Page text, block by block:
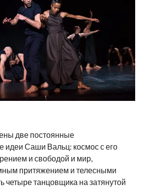
две постоянные
идеи Саши Вальц: космос с его
и свободой и мир,
притяжением и телесными
четыре танцовщика на затянутой